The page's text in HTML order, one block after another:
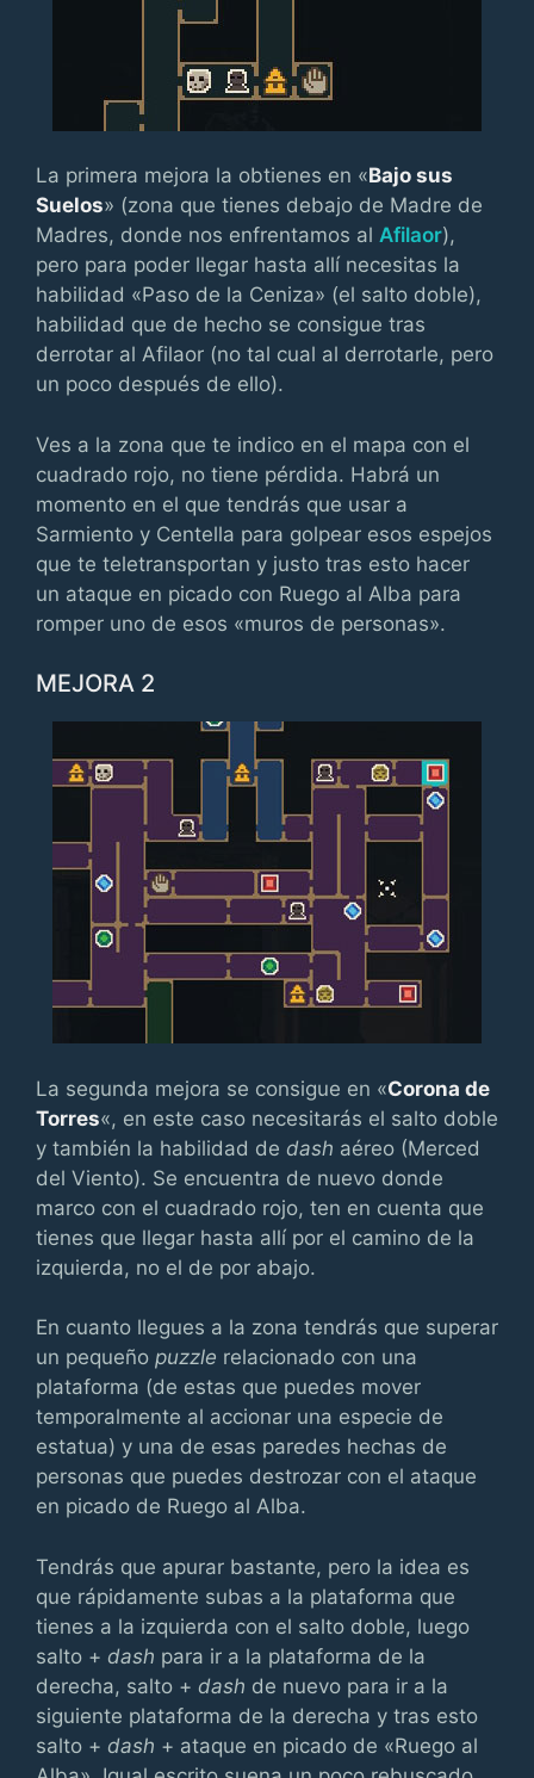
La primera mejora la obtienes en «Bajo sus
Suelos» (zona que tienes debajo de Madre de
Madres, donde nos enfrentamos al Afilaor),
pero para poder llegar hasta allí necesitas la
habilidad «Paso de la Ceniza» (el salto doble),
habilidad que de hecho se consigue tras
derrotar al Afilaor (no tal cual al derrotarle, pero
un poco después de ello).
Ves a la zona que te indico en el mapa con el
cuadrado rojo, no tiene pérdida. Habrá un
momento en el que tendrás que usar a
Sarmiento y Centella para golpear esos espejos
que te teletransportan y justo tras esto hacer
un ataque en picado con Ruego al Alba para
romper uno de esos «muros de personas».
MEJORA 2
La segunda mejora se consigue en «Corona de
Torres«, en este caso necesitarás el salto doble
y también la habilidad de dash aéreo (Merced
del Viento). Se encuentra de nuevo donde
marco con el cuadrado rojo, ten en cuenta que
tienes que llegar hasta allí por el camino de la
izquierda, no el de por abajo.
En cuanto llegues a la zona tendrás que superar
un pequeño puzzle relacionado con una
plataforma (de estas que puedes mover
temporalmente al accionar una especie de
estatua) y una de esas paredes hechas de
personas que puedes destrozar con el ataque
en picado de Ruego al Alba.
Tendrás que apurar bastante, pero la idea es
que rápidamente subas a la plataforma que
tienes a la izquierda con el salto doble, luego
salto + dash para ir a la plataforma de la
derecha, salto + dash de nuevo para ir a la
siguiente plataforma de la derecha y tras esto
salto + dash + ataque en picado de «Ruego al